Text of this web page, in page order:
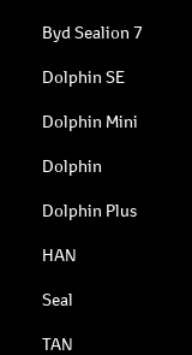
Byd Sealion 7
Dolphin SE
Dolphin Mini
Dolphin
Dolphin Plus
HAN
Seal
TAN